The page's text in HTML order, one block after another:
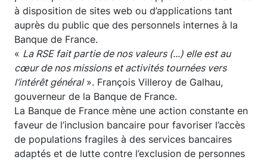
à disposition de sites web ou d’applications tant
auprès du public que des personnels internes à la
Banque de France.
« La RSE fait partie de nos valeurs (...) elle est au
cœur de nos missions et activités tournées vers
l’intérêt général». François Villeroy de Galhau,
gouverneur de la Banque de France.
La Banque de France mène une action constante en
faveur de l’inclusion bancaire pour favoriser l’accès
de populations fragiles à des services bancaires
adaptés et de lutte contre l’exclusion de personnes